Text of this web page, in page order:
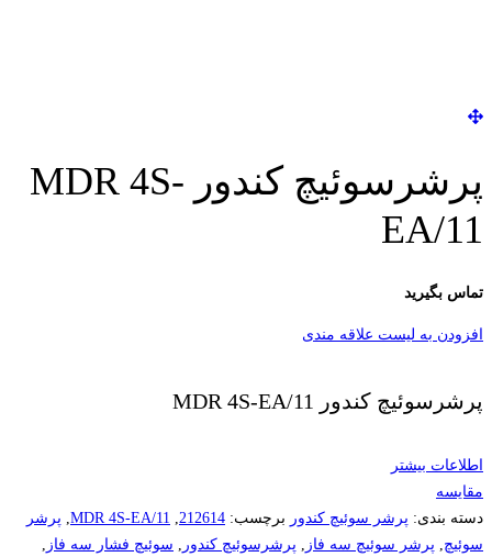
پرشرسوئیچ کندور MDR 4S-
EA/11
تماس بگیرید
افزودن به لیست علاقه مندی
پرشرسوئیچ کندور MDR 4S-EA/11
اطلاعات بیشتر
مقایسه
دسته بندی: پرشر سوئیچ کندور برچسب: 212614
,
MDR 4S-EA/11
, پرشر
سوئیچ, پرشر سوئیچ سه فاز , پرشرسوئیچ کندور , سوئیچ فشار سه فاز ,